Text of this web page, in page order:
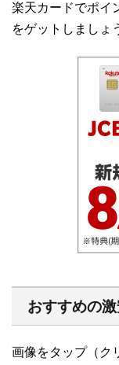
楽天カードでポイ
をゲットしましょ
おすすめの
画像をタップ（ク